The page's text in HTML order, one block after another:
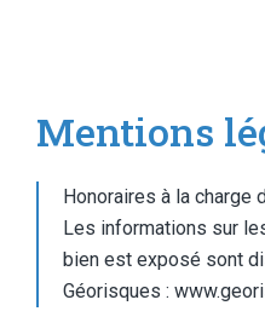
Mentions
Honoraires à la charge
Les informations sur
bien est exposé sont
Géorisques :